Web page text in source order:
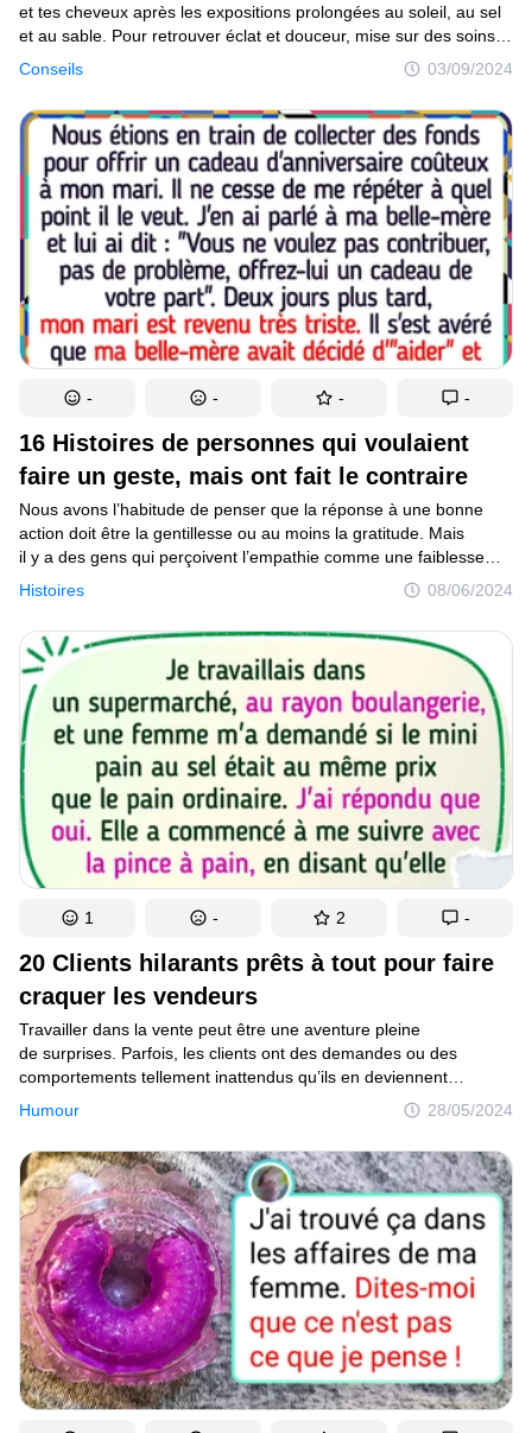
Conseils 03/09/2024
et tes cheveux après les expositions prolongées au soleil, au sel
et au sable. Pour retrouver éclat et douceur, mise sur des soins
hydratants naturels comme des masques à l’avocat pour nourrir
tes cheveux en profondeur, et des huiles apaisantes pour
régénérer ta peau. Prendre soin de toi après l’été, c’est prolonger
les bienfaits des vacances tout en préparant ta peau et tes
cheveux pour la rentrée !
16 Histoires de personnes qui voulaient
faire un geste, mais ont fait le contraire
Histoires 08/06/2024
Nous avons l’habitude de penser que la réponse à une bonne
action doit être la gentillesse ou au moins la gratitude. Mais
il y a des gens qui perçoivent l’empathie comme une faiblesse
et qui, au contraire, veulent vivre aux crochets de quelqu’un.
Et il arrive que la très bonne action, faite sans réfléchir, soit plus
ennuyeuse que les intrigues des détracteurs.
- - - -
20 Clients hilarants prêts à tout pour faire
craquer les vendeurs
Humour 28/05/2024
Travailler dans la vente peut être une aventure pleine
de surprises. Parfois, les clients ont des demandes ou des
comportements tellement inattendus qu’ils en deviennent
hilarants. Dans cet article, nous avons rassemblé 20 histoires
de clients qui ont vraiment mis les vendeurs à l’épreuve. Prépare-
toi à rire en découvrant ces anecdotes incroyables
et mémorables.
1 - 2 -